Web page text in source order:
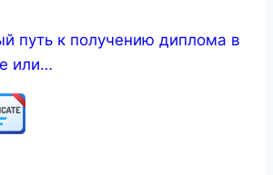
путь к получению диплома в
или…